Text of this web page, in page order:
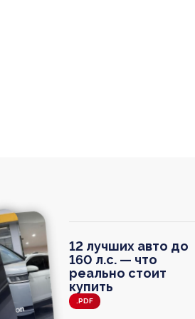
12 лучших авто до
160 л.с. — что
реально стоит
купить
.PDF